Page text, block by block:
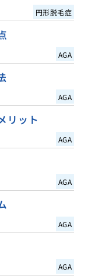
円形脱毛症
AGA
AGA
リット
AGA
AGA
AGA
AGA